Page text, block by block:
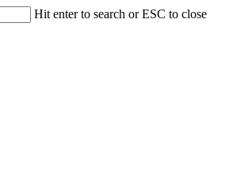
Hit enter to search or ESC to close